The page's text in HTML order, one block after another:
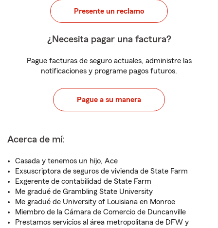
Presente un reclamo
¿Necesita pagar una factura?
Pague facturas de seguro actuales, administre las
notificaciones y programe pagos futuros.
Pague a su manera
Acerca de mí:
Casada y tenemos un hijo, Ace
Exsuscriptora de seguros de vivienda de State Farm
Exgerente de contabilidad de State Farm
Me gradué de Grambling State University
Me gradué de University of Louisiana en Monroe
Miembro de la Cámara de Comercio de Duncanville
Prestamos servicios al área metropolitana de DFW y